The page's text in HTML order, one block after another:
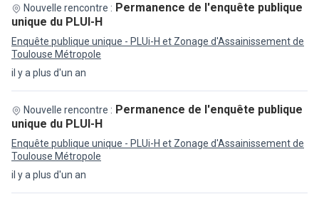
il y a plus d'un an
Nouvelle rencontre : Permanence de l'enquête publique
unique du PLUI-H
Enquête publique unique - PLUi-H et Zonage d'Assainissement de
Toulouse Métropole
il y a plus d'un an
Nouvelle rencontre : Permanence de l'enquête publique
unique du PLUI-H
Enquête publique unique - PLUi-H et Zonage d'Assainissement de
Toulouse Métropole